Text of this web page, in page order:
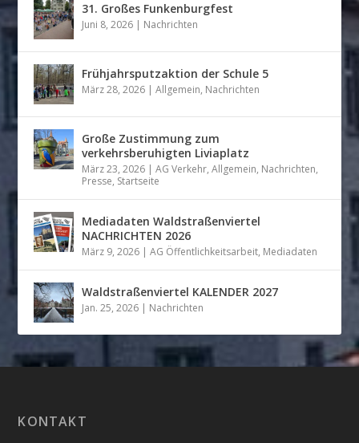
31. Großes Funkenburgfest
Juni 8, 2026 | Nachrichten
Frühjahrsputzaktion der Schule 5
März 28, 2026 |Allgemein, Nachrichten
Große Zustimmung zum
verkehrsberuhigten Liviaplatz
März 23, 2026 |AG Verkehr,Allgemein, Nachrichten,
Presse, Startseite
Mediadaten Waldstraßenviertel
NACHRICHTEN 2026
März 9, 2026 |AG Öffentlichkeitsarbeit, Mediadaten
Waldstraßenviertel KALENDER 2027
Jan. 25, 2026 | Nachrichten
KONTAKT